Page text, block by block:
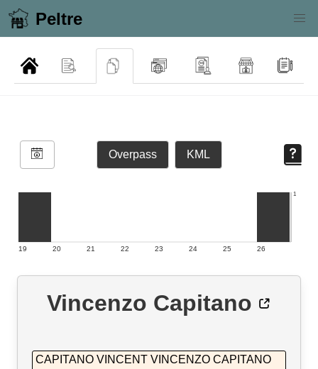
Peltre
Overpass KML
1
19 20 21 22 23 24 25 26
Vincenzo Capitano
CAPITANO VINCENT VINCENZO CAPITANO